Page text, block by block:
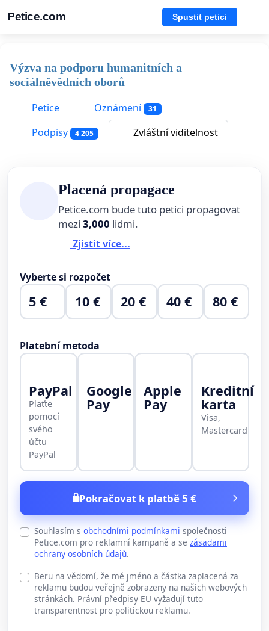
Petice.com Spustit petici
Výzva na podporu humanitních a
sociálněvědních oborů
Petice
Oznámení 31
Podpisy 4 205 Zvláštní viditelnost
Placená propagace
Petice.com bude tuto petici propagovat
mezi 3,000 lidmi.
Zjistit více...
Vyberte si rozpočet
5 € 10 € 20 € 40 € 80 €
Platební metoda
PayPal
Plaťte
pomocí
svého
účtu
PayPal
Google
Pay
Apple
Pay
Kreditní
karta
Visa,
Mastercard
Pokračovat k platbě 5 €
Souhlasím s obchodními podmínkami společnosti
Petice.com pro reklamní kampaně a se zásadami
ochrany osobních údajů.
Beru na vědomí, že mé jméno a částka zaplacená za
reklamu budou veřejně zobrazeny na našich webových
stránkách. Právní předpisy EU vyžadují tuto
transparentnost pro politickou reklamu.